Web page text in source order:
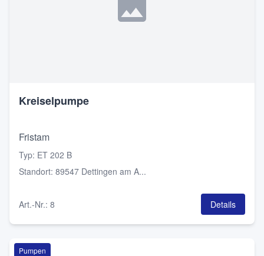
Kreiselpumpe
Fristam
Typ: ET 202 B
Standort: 89547 Dettingen am A...
Art.-Nr.: 8 Details
Pumpen